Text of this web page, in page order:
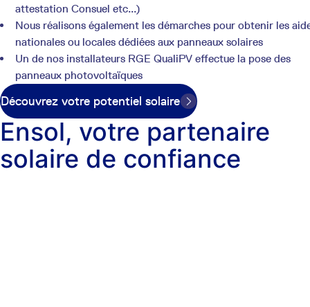
attestation Consuel etc...)
Nous réalisons également les démarches pour obtenir les
nationales ou locales dédiées aux panneaux solaires
Un de nos installateurs RGE QualiPV effectue la pose des
panneaux photovoltaïques
Découvrez votre potentiel solaire
Ensol, votre partenaire
solaire de confiance